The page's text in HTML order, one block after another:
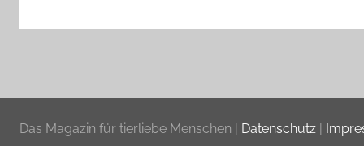
Das Magazin für tierliebe Menschen | Datenschutz